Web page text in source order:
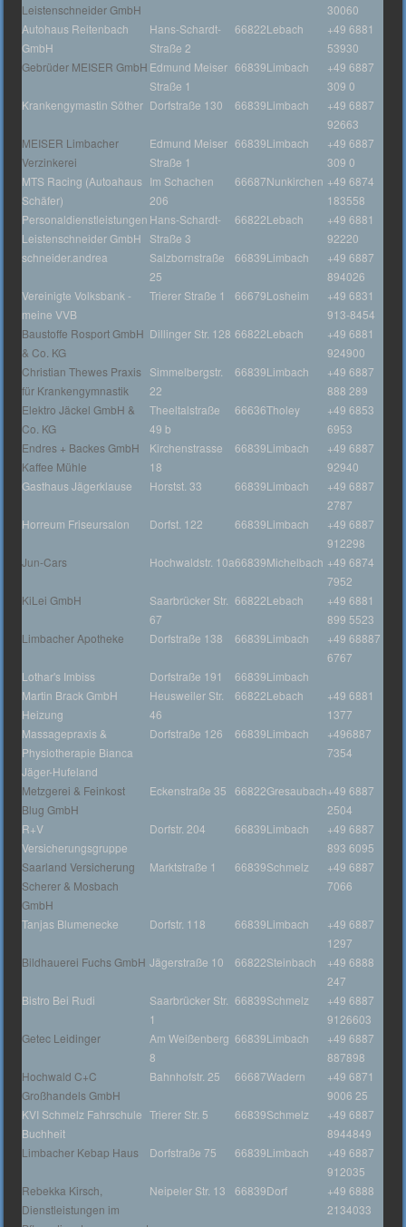
Leistenschneider GmbH
30060
Autohaus Reitenbach
GmbH
Hans-Schardt-
Straße 2
66822Lebach
+49 6881
53930
Gebrüder MEISER GmbH Edmund Meiser
Straße 1
66839Limbach
+49 6887
309 0
Krankengymastin Söther Dorfstraße 130 66839Limbach
+49 6887
92663
MEISER Limbacher
Verzinkerei
Edmund Meiser
Straße 1
66839Limbach
+49 6887
309 0
MTS Racing (Autoahaus
Schäfer)
Im Schachen
206
66687Nunkirchen +49 6874
183558
Personaldienstleistungen
Leistenschneider GmbH
Hans-Schardt-
Straße 3
66822Lebach
+49 6881
92220
schneider.andrea
Salzbornstraße
25
66839Limbach
+49 6887
894026
Vereinigte Volksbank -
meine VVB
Trierer Straße 1 66679Losheim
+49 6831
913-8454
Baustoffe Rosport GmbH
& Co. KG
Dillinger Str. 128 66822Lebach
+49 6881
924900
Christian Thewes Praxis
für Krankengymnastik
Simmelbergstr.
22
66839Limbach
+49 6887
888 289
Elektro Jäckel GmbH &
Co. KG
Theeltalstraße
49 b
66636Tholey
+49 6853
6953
Endres + Backes GmbH
Kaffee Mühle
Kirchenstrasse
18
66839Limbach
+49 6887
92940
Gasthaus Jägerklause
Horstst. 33 66839Limbach
+49 6887
2787
Horreum Friseursalon
Dorfst. 122 66839Limbach
+49 6887
912298
Jun-Cars
Hochwaldstr. 10a66839Michelbach +49 6874
7952
KiLei GmbH
Saarbrücker Str.
67
66822Lebach
+49 6881
899 5523
Limbacher Apotheke
Dorfstraße 138 66839Limbach
+49 68887
6767
Lothar's Imbiss
Dorfstraße 191 66839Limbach
Martin Brack GmbH
Heizung
Heusweiler Str.
46
66822Lebach
+49 6881
1377
Massagepraxis &
Physiotherapie Bianca
Jäger-Hufeland
Dorfstraße 126 66839Limbach
+496887
7354
Metzgerei & Feinkost
Blug GmbH
Eckenstraße 35 66822Gresaubach+49 6887
2504
R+V
Versicherungsgruppe
Dorfstr. 204 66839Limbach
+49 6887
893 6095
Saarland Versicherung
Scherer & Mosbach
GmbH
Marktstraße 1 66839Schmelz
+49 6887
7066
Tanjas Blumenecke Dorfstr. 118 66839Limbach
+49 6887
1297
Bildhauerei Fuchs GmbH Jägerstraße 10 66822Steinbach
+49 6888
247
Bistro Bei Rudi
Saarbrücker Str.
1
66839Schmelz
+49 6887
9126603
Getec Leidinger
Am Weißenberg
8
66839Limbach
+49 6887
887898
Hochwald C+C
Großhandels GmbH
Bahnhofstr. 25 66687Wadern
+49 6871
9006 25
KVI Schmelz Fahrschule
Buchheit
Trierer Str. 5 66839Schmelz
+49 6887
8944849
Limbacher Kebap Haus
Dorfstraße 75 66839Limbach
+49 6887
912035
Rebekka Kirsch,
Dienstleistungen im
Neipeler Str. 13 66839Dorf
+49 6888
2134033